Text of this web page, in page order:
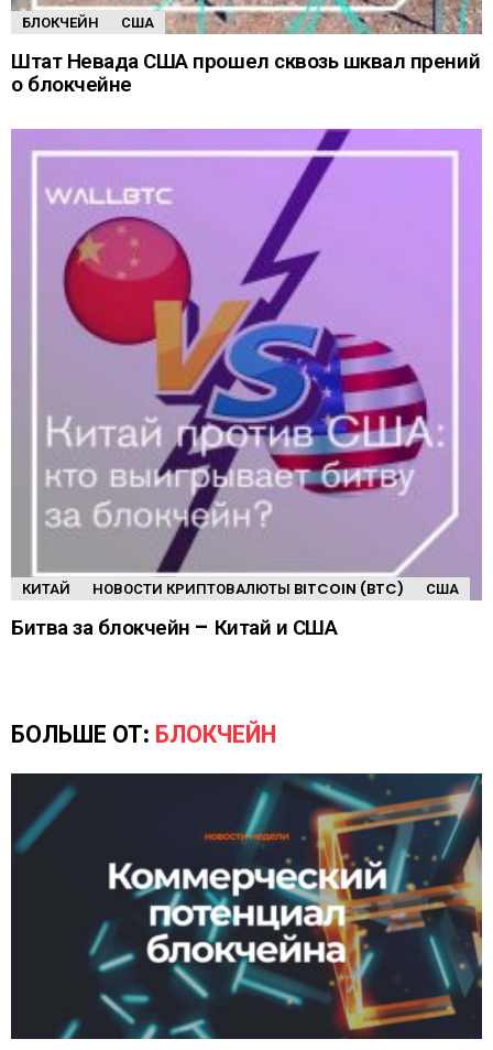
БЛОКЧЕЙН США
Штат Невада США прошел сквозь шквал прений
о блокчейне
КИТАЙ НОВОСТИ КРИПТОВАЛЮТЫ BITCOIN (BTC) США
Битва за блокчейн – Китай и США
БОЛЬШЕ ОТ: БЛОКЧЕЙН